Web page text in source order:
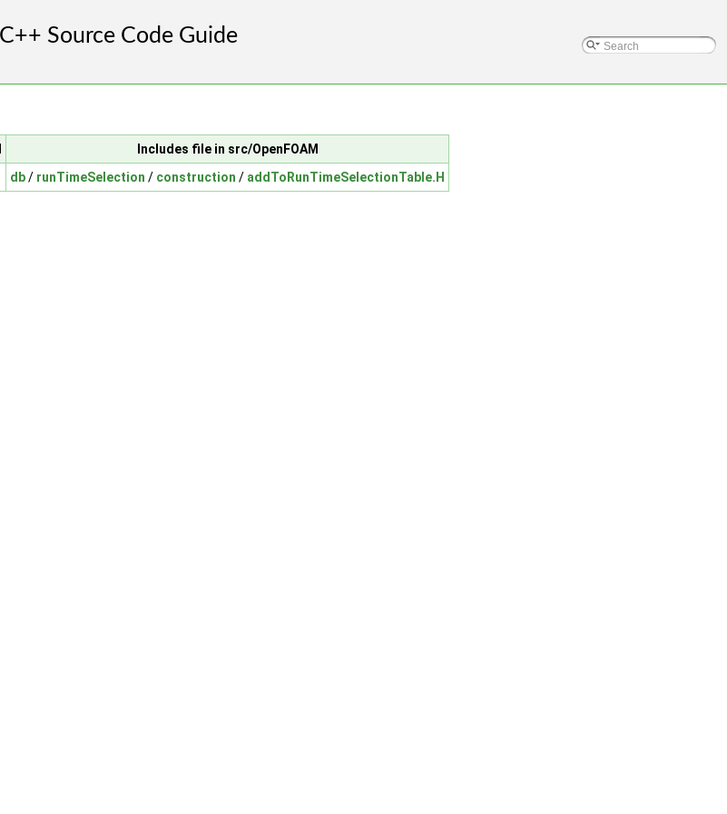
Includes file in src/OpenFOAM
db/ runTimeSelection / construction / addToRunTimeSelectionTable.H